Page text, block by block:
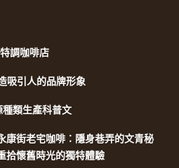
調咖啡店
吸引人的品牌形象
種類生產科普文
康街老宅咖啡：隱身巷弄的文青秘
拾懷舊時光的獨特體驗